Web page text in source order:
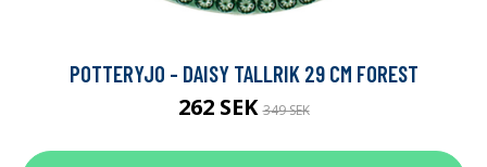
POTTERYJO - DAISY TALLRIK 29 CM FOREST
262 SEK349 SEK